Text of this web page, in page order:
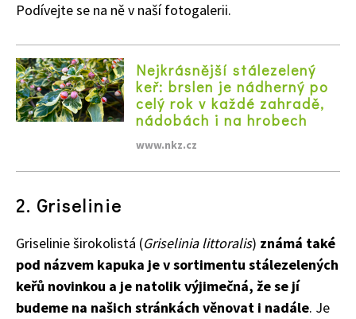
Naše krásná zahrada
Podívejte se na ně v naší fotogalerii.
Nejkrásnější stálezelený
keř: brslen je nádherný po
celý rok v každé zahradě,
nádobách i na hrobech
www.nkz.cz
2. Griselinie
Griselinie širokolistá (Griselinia littoralis) známá také
pod názvem kapuka je v sortimentu stálezelených
keřů novinkou a je natolik výjimečná, že se jí
budeme na našich stránkách věnovat i nadále. Je